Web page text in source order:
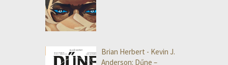
Brian Herbert - Kevin J.
Anderson: Dűne –